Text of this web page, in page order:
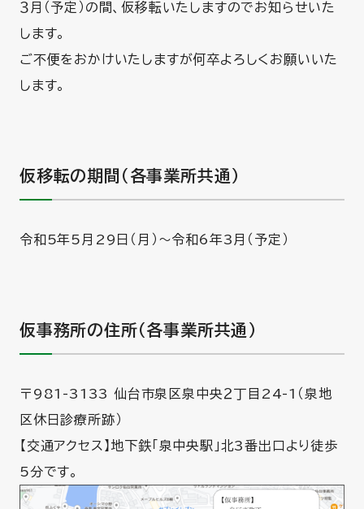
３月（予定）の間、仮移転いたしますのでお知らせいた
します。
ご不便をおかけいたしますが何卒よろしくお願いいた
します。
仮移転の期間（各事業所共通）
令和5年5月29日（月）～令和6年3月（予定）
仮事務所の住所（各事業所共通）
〒981-3133 仙台市泉区泉中央２丁目24-1（泉地
区休日診療所跡）
【交通アクセス】地下鉄「泉中央駅」北3番出口より徒歩
5分です。